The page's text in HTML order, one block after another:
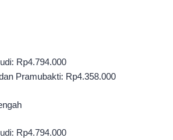
Rp4.794.000
Pramubakti: Rp4.358.000
Rp4.794.000